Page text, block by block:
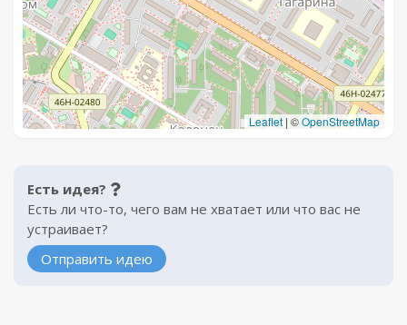
Leaflet | ©OpenStreetMap
Есть идея?
Есть ли что-то, чего вам не хватает или что вас не
устраивает?
Отправить идею